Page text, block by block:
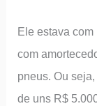
Ele estava
com
pneus. Ou
de uns R$